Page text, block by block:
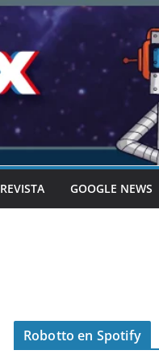
REVISTA GOOGLE NEWS
Robotto en Spotify